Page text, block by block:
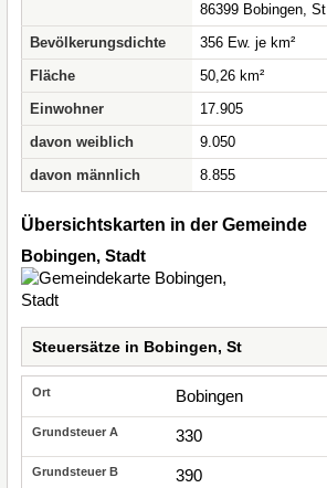
86399 Bobingen, St
Bevölkerungsdichte
356 Ew. je km²
Fläche
50,26 km²
Einwohner
17.905
davon weiblich
9.050
davon männlich
8.855
Übersichtskarten in der Gemeinde
Bobingen, Stadt
Steuersätze in Bobingen, St
Bobingen
330
390